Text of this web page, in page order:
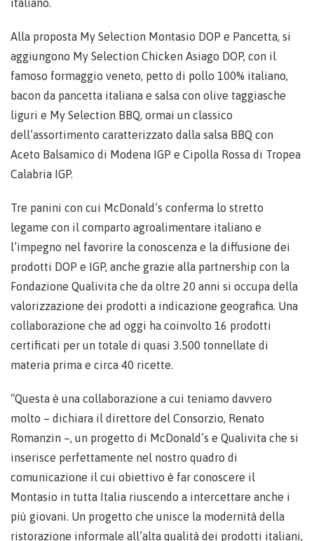
italiano.
Alla proposta My Selection Montasio DOP e Pancetta, si
aggiungono My Selection Chicken Asiago DOP, con il
famoso formaggio veneto, petto di pollo 100% italiano,
bacon da pancetta italiana e salsa con olive taggiasche
liguri e My Selection BBQ, ormai un classico
dell’assortimento caratterizzato dalla salsa BBQ con
Aceto Balsamico di Modena IGP e Cipolla Rossa di Tropea
Calabria IGP.
Tre panini con cui McDonald’s conferma lo stretto
legame con il comparto agroalimentare italiano e
l’impegno nel favorire la conoscenza e la diffusione dei
prodotti DOP e IGP, anche grazie alla partnership con la
Fondazione Qualivita che da oltre 20 anni si occupa della
valorizzazione dei prodotti a indicazione geografica. Una
collaborazione che ad oggi ha coinvolto 16 prodotti
certificati per un totale di quasi 3.500 tonnellate di
materia prima e circa 40 ricette.
“Questa è una collaborazione a cui teniamo davvero
molto – dichiara il direttore del Consorzio, Renato
Romanzin –, un progetto di McDonald’s e Qualivita che si
inserisce perfettamente nel nostro quadro di
comunicazione il cui obiettivo è far conoscere il
Montasio in tutta Italia riuscendo a intercettare anche i
più giovani. Un progetto che unisce la modernità della
ristorazione informale all’alta qualità dei prodotti italiani,